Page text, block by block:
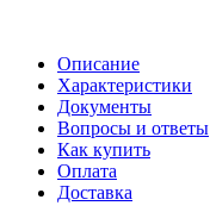
Описание
Характеристики
Документы
Вопросы и ответы
Как купить
Оплата
Доставка